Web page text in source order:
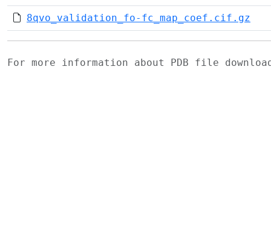
8qvo_validation_fo-fc_map_coef.cif.gz
For more information about PDB file